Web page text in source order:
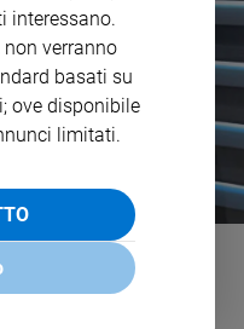
raccontato dal
interessano.
verranno
basati su
ove disponibile
limitati.